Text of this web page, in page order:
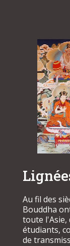
Au fil des
Bouddha
toute l'Asie,
étudiants,
de